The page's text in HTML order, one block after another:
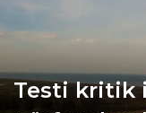
Testi kritik